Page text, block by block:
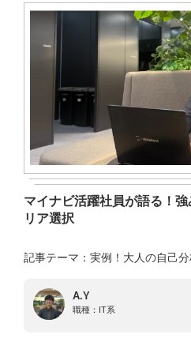
マイナビ活躍社員が語る！
リア選択
記事テーマ：実例！大人の自己
A.Y
職種： IT系